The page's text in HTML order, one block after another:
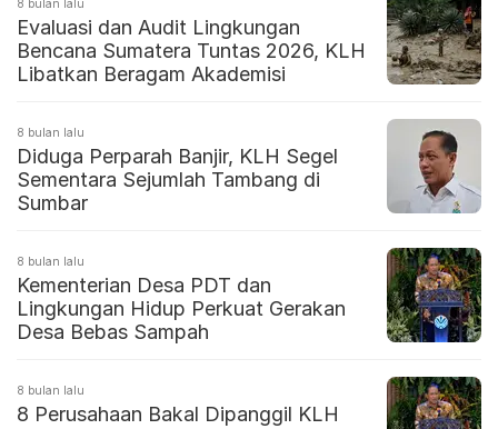
8 bulan lalu
Evaluasi dan Audit Lingkungan
Bencana Sumatera Tuntas 2026, KLH
Libatkan Beragam Akademisi
8 bulan lalu
Diduga Perparah Banjir, KLH Segel
Sementara Sejumlah Tambang di
Sumbar
8 bulan lalu
Kementerian Desa PDT dan
Lingkungan Hidup Perkuat Gerakan
Desa Bebas Sampah
8 bulan lalu
8 Perusahaan Bakal Dipanggil KLH